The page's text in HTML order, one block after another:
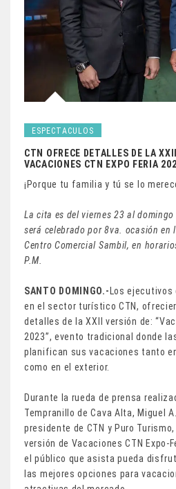
ESPECTACULOS
CTN OFRECE DETALLES DE LA
VACACIONES CTN EXPO FERIA
¡Porque tu familia y tú se lo
La cita es del viernes 23 al
será celebrado por 8va. ocasión en
Centro Comercial Sambil, en
P.M.
SANTO DOMINGO.- Los ejecutivos
en el sector turístico CTN,
detalles de la XXII versión de:
2023”, evento tradicional donde
planifican sus vacaciones tanto
como en el exterior.
Durante la rueda de prensa
Tempranillo de Cava Alta, Miguel
presidente de CTN y Puro
versión de Vacaciones CTN Expo-
el público que asista pueda
las mejores opciones para